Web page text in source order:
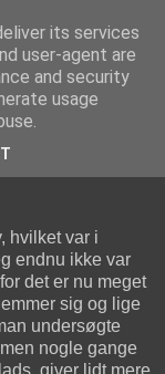
tre-enighed
hvilket var i
endnu ikke var
det er nu meget
sig og lige
undersøgte
nogle gange
giver lidt mere
its services
user-agent are
and security
usage